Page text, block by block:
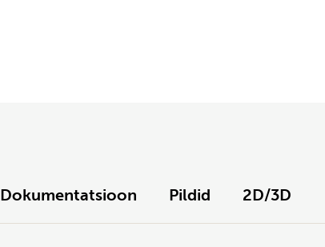
Dokumentatsioon Pildid 2D/3D